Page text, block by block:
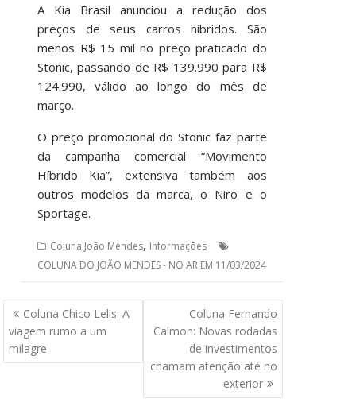
A Kia Brasil anunciou a redução dos
preços de seus carros híbridos. São
menos R$ 15 mil no preço praticado do
Stonic, passando de R$ 139.990 para R$
124.990, válido ao longo do mês de
março.
O preço promocional do Stonic faz parte
da campanha comercial “Movimento
Híbrido Kia”, extensiva também aos
outros modelos da marca, o Niro e o
Sportage.
Coluna João Mendes, Informações
COLUNA DO JOÃO MENDES - NO AR EM 11/03/2024
Navegação
de
Post
Coluna Chico Lelis: A
viagem rumo a um
milagre
Coluna Fernando
Calmon: Novas rodadas
de investimentos
chamam atenção até no
exterior